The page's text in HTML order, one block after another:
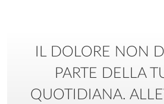
IL DOLORE NON
PARTE DELLA
QUOTIDIANA.